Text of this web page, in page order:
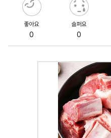
좋아요
0
슬퍼요
0